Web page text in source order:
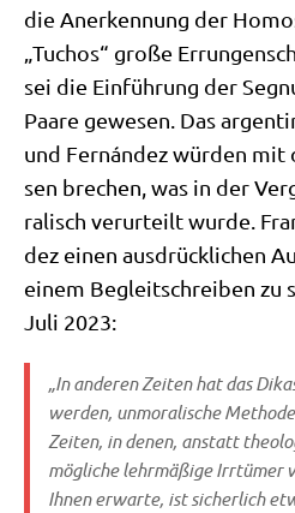
die Aner­ken­nung der
„Tuchos“ gro­ße
sei die Ein­füh­rung der
Paa­re gewe­sen. Das
und Fernán­dez wür­den
sen bre­chen, was in der
ra­lisch ver­ur­teilt wur­de.
dez einen aus­drück­li­chen
einem Begleit­schrei­ben zu
Juli 2023:
„In ande­ren Zei­ten hat das
wer­den, unmo­ra­li­sche
Zei­ten, in denen, anstatt
mög­li­che lehr­mä­ßi­ge Irr­tü­mer
Ihnen erwar­te, ist sicher­lich